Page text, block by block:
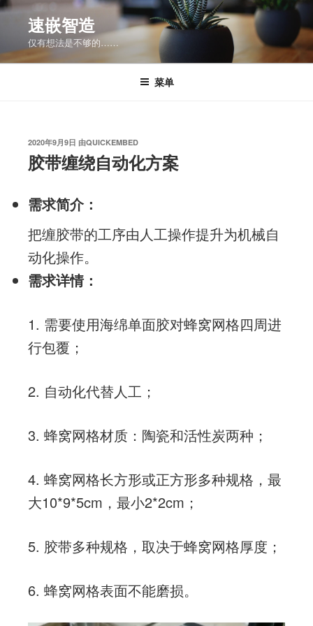
跳
内
速嵌智造
仅有想法是不够的……
菜单
发
布
于
2020年9月9日 由QUICKEMBED
胶带缠绕自动化方案
需求简介：
把缠胶带的工序由人工操作提升为机械自
动化操作。
需求详情：
1. 需要使用海绵单面胶对蜂窝网格四周进
行包覆；
2. 自动化代替人工；
3. 蜂窝网格材质：陶瓷和活性炭两种；
4. 蜂窝网格长方形或正方形多种规格，最
大10*9*5cm ，最小2*2cm ；
5. 胶带多种规格，取决于蜂窝网格厚度；
6. 蜂窝网格表面不能磨损。